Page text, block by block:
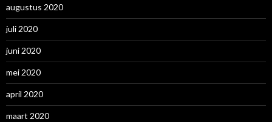
augustus 2020
juli 2020
juni 2020
mei 2020
april 2020
maart 2020